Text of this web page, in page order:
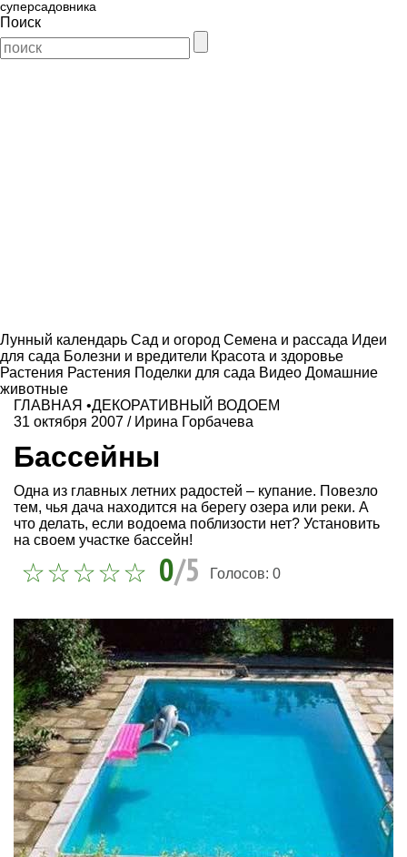
суперсадовника
Поиск
Лунный календарь Сад и огород Семена и рассада Идеи
для сада Болезни и вредители Красота и здоровье
Растения Растения Поделки для сада Видео Домашние
животные
ГЛАВНАЯ •ДЕКОРАТИВНЫЙ ВОДОЕМ
31 октября 2007 / Ирина Горбачева
Бассейны
Одна из главных летних радостей – купание. Повезло
тем, чья дача находится на берегу озера или реки. А
что делать, если водоема поблизости нет? Установить
на своем участке бассейн!
0/5 Голосов: 0